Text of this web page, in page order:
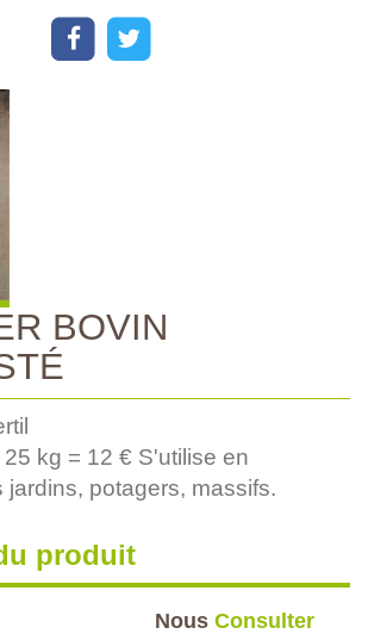
BOVIN
kg = 12 € S'utilise en
jardins, potagers, massifs.
produit
Nous Consulter